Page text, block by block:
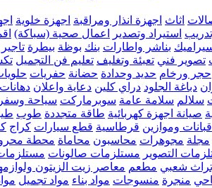
اثاث اجهزة انذار ومراقبة اجهزة خلوية
استيراد وتصدير اعمال صحية (سباكة)
بناشر واطارات بنك بوظة بيطرة
تصوير فني تعبئة وتغليف تعليم فن التجميل
حجر ورخام حديد وحدادة حضانة حفريات
دباغة الجلود دراي كلين دعاية واعلان دهانات
سلالم سلامة عامة سوبرماركت سياحة وسفر
صيانة اجهزة كهربائية طاقة متجددة طوب
قبانات وموازين قرطاسية قطع سيارات كراج
مجلة مجوهرات محاسبون محاماة محطة
التصوير مستلزمات صالونات
شعبي مطعم معاصر زيت الزيتون
منجرة منسوجات مواد بناء مواد تجميل